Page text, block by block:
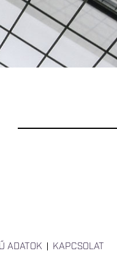
ADATOK KAPCSOLAT